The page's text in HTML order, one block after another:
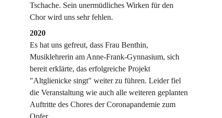
Tschache. Sein unermüdliches Wirken für den
Chor wird uns sehr fehlen.
2020
Es hat uns gefreut, dass Frau Benthin,
Musiklehrerin am Anne-Frank-Gynnasium, sich
bereit erklärte, das erfolgreiche Projekt
"Altglienicke singt" weiter zu führen. Leider fiel
die Veranstaltung wie auch alle weiteren geplanten
Auftritte des Chores der Coronapandemie zum
Opfer.